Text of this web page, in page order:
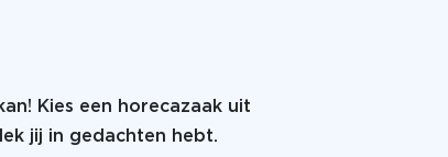
Kies een horecazaak uit
jij in gedachten hebt.